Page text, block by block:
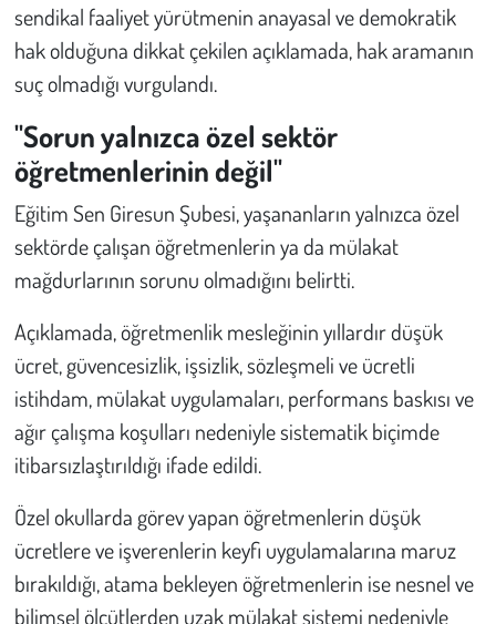
sendikal faaliyet yürütmenin anayasal ve demokratik
hak olduğuna dikkat çekilen açıklamada, hak aramanın
suç olmadığı vurgulandı.
"Sorun yalnızca özel sektör
öğretmenlerinin değil"
Eğitim Sen Giresun Şubesi, yaşananların yalnızca özel
sektörde çalışan öğretmenlerin ya da mülakat
mağdurlarının sorunu olmadığını belirtti.
Açıklamada, öğretmenlik mesleğinin yıllardır düşük
ücret, güvencesizlik, işsizlik, sözleşmeli ve ücretli
istihdam, mülakat uygulamaları, performans baskısı ve
ağır çalışma koşulları nedeniyle sistematik biçimde
itibarsızlaştırıldığı ifade edildi.
Özel okullarda görev yapan öğretmenlerin düşük
ücretlere ve işverenlerin keyfi uygulamalarına maruz
bırakıldığı, atama bekleyen öğretmenlerin ise nesnel ve
bilimsel ölçütlerden uzak mülakat sistemi nedeniyle